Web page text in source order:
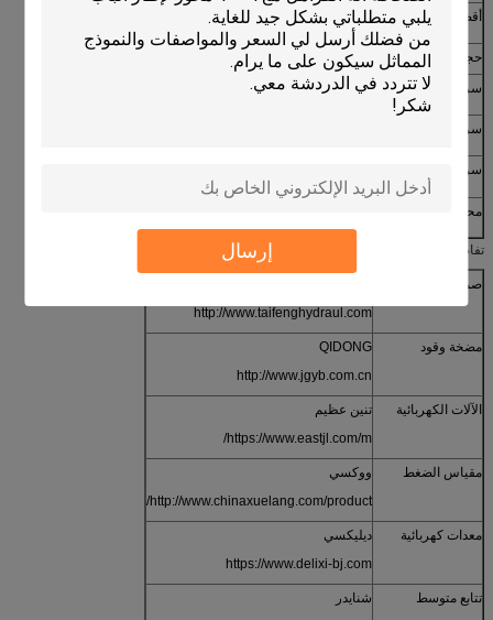
إرسال
أقصى ارتفاع للفتح 500 ملم
حجم طاولة العمل
2000x2000 ملم
سرعة النزول
150 مم / ثانية
سرعة هبوط بطيئة
سرعة العودة
محرك
تفاصيل التكوين الرئيسية
صمام خرطوشة
http://www.taifenghydraul.com
مضخة وقود
QIDONG
http://www.jgyb.com.cn
الآلات الكهربائية
تنين عظيم
https://www.eastjl.com/m/
مقياس الضغط
ووكسي
http://www.chinaxuelang.com/product/
معدات كهربائية
ديليكسي
https://www.delixi-bj.com
تتابع متوسط شنايدر